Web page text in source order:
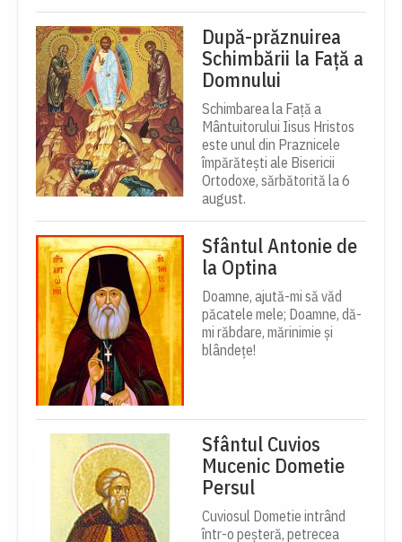
După-prăznuirea
Schimbării la Față a
Domnului
Schimbarea la Față a
Mântuitorului Iisus Hristos
este unul din Praznicele
împărătești ale Bisericii
Ortodoxe, sărbătorită la 6
august.
Sfântul Antonie de
la Optina
Doamne, ajută-mi să văd
păcatele mele; Doamne, dă-
mi răbdare, mărinimie şi
blândeţe!
Sfântul Cuvios
Mucenic Dometie
Persul
Cuviosul Dometie intrând
într-o peșteră, petrecea